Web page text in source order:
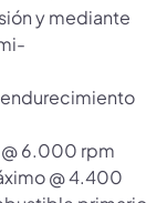
y mediante
@ 6.000 rpm
@ 4.400